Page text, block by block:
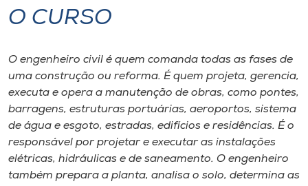
O CURSO
O engenheiro civil é quem comanda todas as fases de
uma construção ou reforma. É quem projeta, gerencia,
executa e opera a manutenção de obras, como pontes,
barragens, estruturas portuárias, aeroportos, sistema
de água e esgoto, estradas, edifícios e residências. É o
responsável por projetar e executar as instalações
elétricas, hidráulicas e de saneamento. O engenheiro
também prepara a planta, analisa o solo, determina as